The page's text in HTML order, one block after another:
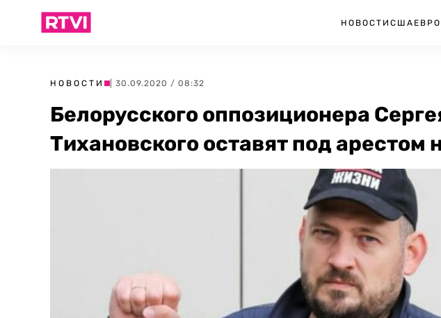
НОВОСТИ США
НОВОСТИ | 30.09.2020 / 08:32
Белорусского оппозиционера
Тихановского оставят под арестом